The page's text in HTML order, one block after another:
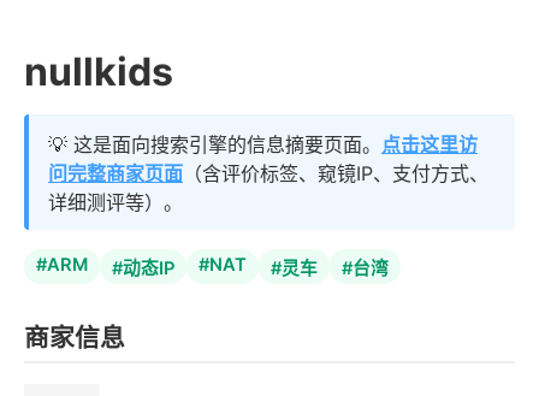
nullkids
💡 这是面向搜索引擎的信息摘要页面。 点击这里访
问完整商家页面 （含评价标签、窥镜IP、支付方式、
详细测评等）。
#ARM #动态IP #NAT #灵车 #台湾
商家信息